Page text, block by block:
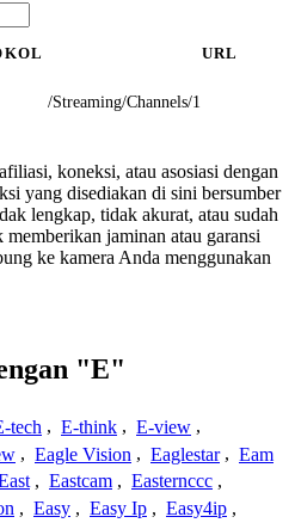
URL
/Streaming/Channels/1
koneksi, atau asosiasi dengan
yang disediakan di sini bersumber
lengkap, tidak akurat, atau sudah
jaminan atau garansi
ke kamera Anda menggunakan
"E"
tech , E-think , E-view ,
, Eagle Vision , Eaglestar , Eam
, Eastcam , Easternccc ,
, Easy , Easy Ip , Easy4ip ,